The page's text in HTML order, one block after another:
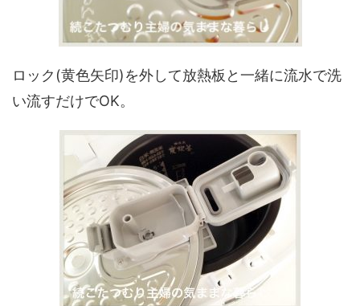
ロック(黄色矢印)を外して放熱板と一緒に流水で洗
い流すだけでOK。